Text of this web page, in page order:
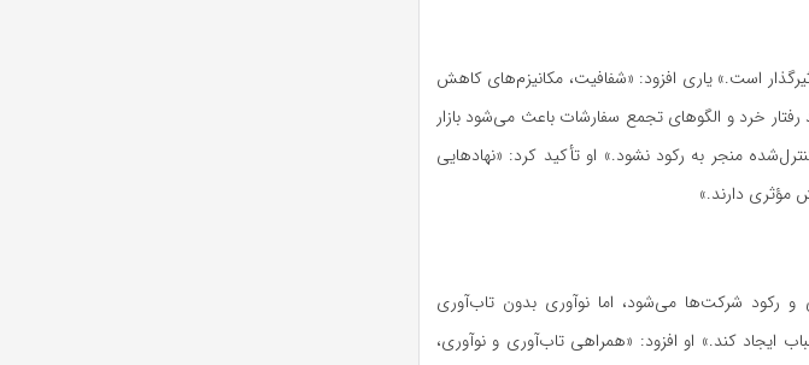
است.» یاری افزود: «شفافیت، مکانیزم‌های کاهش
خرد و الگو‌های تجمع سفارشات باعث می‌شود بازار
منجر به رکود نشود.» او تأکید کرد: «نهاد‌هایی
مؤثری دارند.»
و رکود شرکت‌ها می‌شود، اما نوآوری بدون تاب‌آوری
ایجاد کند.» او افزود: «همراهی تاب‌آوری و نوآوری،